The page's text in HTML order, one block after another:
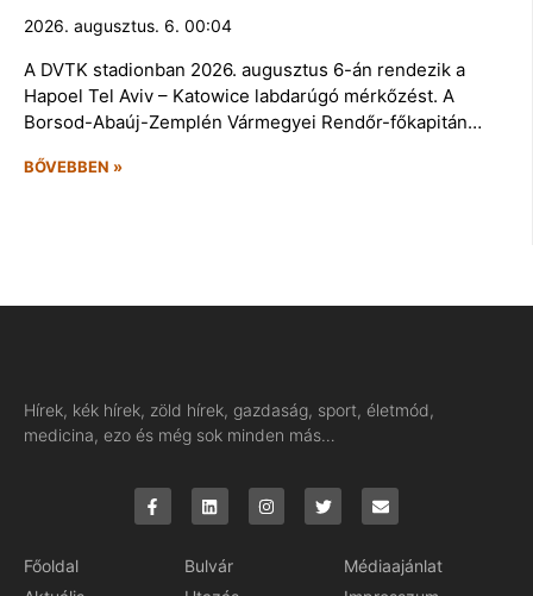
2026. augusztus. 6. 00:04
A DVTK stadionban 2026. augusztus 6-án rendezik a
Hapoel Tel Aviv – Katowice labdarúgó mérkőzést. A
Borsod-Abaúj-Zemplén Vármegyei Rendőr-főkapitán…
BŐVEBBEN »
Hírek, kék hírek, zöld hírek, gazdaság, sport, életmód,
medicina, ezo és még sok minden más…
Főoldal
Bulvár
Médiaajánlat